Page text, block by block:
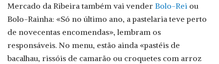
Mercado da Ribeira também vai vender Bolo-Rei ou
Bolo-Rainha: «Só no último ano, a pastelaria teve perto
de novecentas encomendas», lembram os
responsáveis. No menu, estão ainda «pastéis de
bacalhau, rissóis de camarão ou croquetes com arroz